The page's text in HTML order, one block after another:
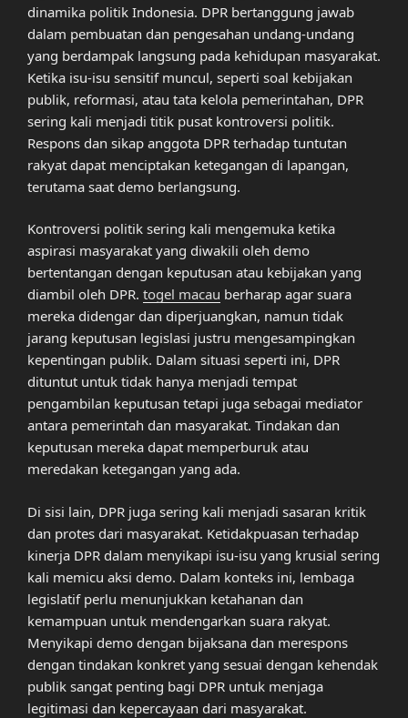
dinamika politik Indonesia. DPR bertanggung jawab
dalam pembuatan dan pengesahan undang-undang
yang berdampak langsung pada kehidupan masyarakat.
Ketika isu-isu sensitif muncul, seperti soal kebijakan
publik, reformasi, atau tata kelola pemerintahan, DPR
sering kali menjadi titik pusat kontroversi politik.
Respons dan sikap anggota DPR terhadap tuntutan
rakyat dapat menciptakan ketegangan di lapangan,
terutama saat demo berlangsung.
Kontroversi politik sering kali mengemuka ketika
aspirasi masyarakat yang diwakili oleh demo
bertentangan dengan keputusan atau kebijakan yang
diambil oleh DPR. togel macau berharap agar suara
mereka didengar dan diperjuangkan, namun tidak
jarang keputusan legislasi justru mengesampingkan
kepentingan publik. Dalam situasi seperti ini, DPR
dituntut untuk tidak hanya menjadi tempat
pengambilan keputusan tetapi juga sebagai mediator
antara pemerintah dan masyarakat. Tindakan dan
keputusan mereka dapat memperburuk atau
meredakan ketegangan yang ada.
Di sisi lain, DPR juga sering kali menjadi sasaran kritik
dan protes dari masyarakat. Ketidakpuasan terhadap
kinerja DPR dalam menyikapi isu-isu yang krusial sering
kali memicu aksi demo. Dalam konteks ini, lembaga
legislatif perlu menunjukkan ketahanan dan
kemampuan untuk mendengarkan suara rakyat.
Menyikapi demo dengan bijaksana dan merespons
dengan tindakan konkret yang sesuai dengan kehendak
publik sangat penting bagi DPR untuk menjaga
legitimasi dan kepercayaan dari masyarakat.